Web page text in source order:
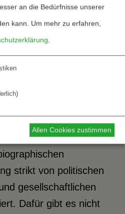
Lebensweise in
interpretative
Toberg geführten
Interviews bestätigt
Dieser hielt sich
widmete sein
wissenschaftlichen
wird in der
strikt von politischen
gesellschaftlichen
Dafür gibt es nicht
an die Bedürfnisse unserer
kann. Um mehr zu erfahren,
.
Allen Cookies zustimmen